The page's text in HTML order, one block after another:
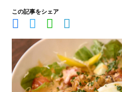
この記事をシェア